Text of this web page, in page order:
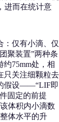
进而在统计意
：仅有小滴、仅
聚装置”两种条
75mm处，相
只关注细颗粒去
假设——“LIF即
固定的前提
体积内小滴数
体水平的升